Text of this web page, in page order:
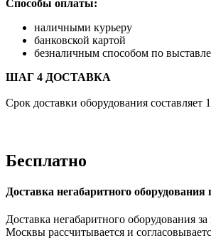
Способы оплаты:
наличными курьеру
банковской картой
безналичным способом по
ШАГ 4 ДОСТАВКА
Срок доставки оборудования составляет
Бесплатно
Доставка негабаритного
Доставка негабаритного оборудования
Москвы рассчитывается и